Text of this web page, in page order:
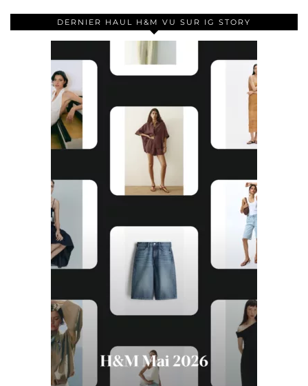
DERNIER HAUL H&M VU SUR IG STORY